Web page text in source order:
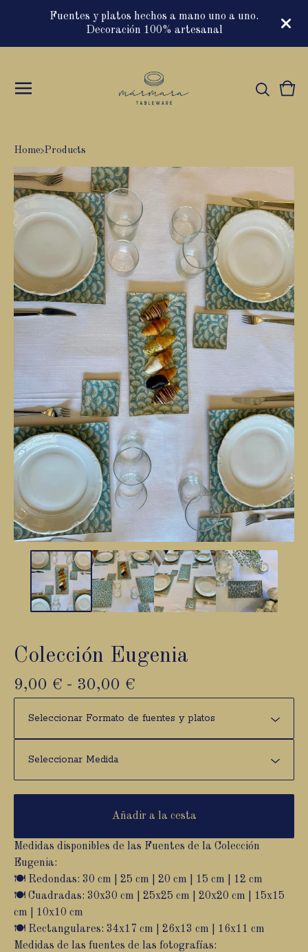
Fuentes y platos hechos a mano uno a uno.
Decoración 100% artesanal
0
Home Products
Colección Eugenia
9,00 € - 30,00 €
Añadir a la cesta
Medidas disponibles de las Fuentes de la Colección
Eugenia:
🍽️ Redondas: 30 cm | 25 cm | 20 cm | 15 cm | 12 cm
🍽️ Cuadradas: 30x30 cm | 25x25 cm | 20x20 cm | 15x15
cm | 10x10 cm
🍽️ Rectangulares: 34x17 cm | 26x13 cm | 16x11 cm
Medidas de las fuentes de las fotografías: